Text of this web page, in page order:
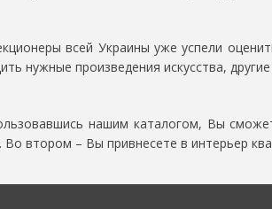
всей Украины уже успели
нужные произведения искусства,
нашим каталогом, Вы
Во втором – Вы привнесете в интерьер